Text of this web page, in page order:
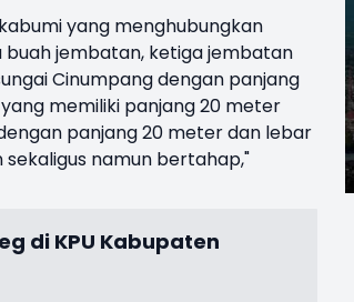
yang menghubungkan
buah jembatan, ketiga jembatan
Cinumpang dengan panjang
memiliki panjang 20 meter
panjang 20 meter dan lebar
namun bertahap,"
di KPU Kabupaten